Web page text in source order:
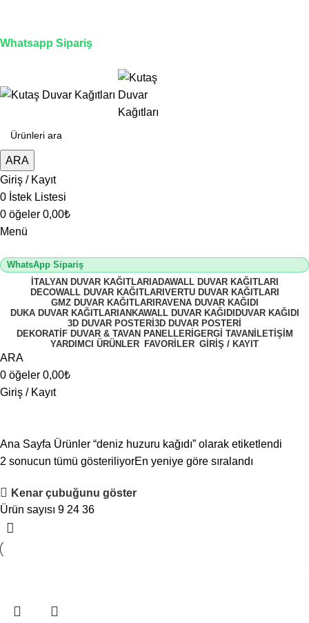
Whatsapp Sipariş
ARA
Giriş / Kayıt
0 İstek Listesi
0 öğeler 0,00₺
Menü
WhatsApp Sipariş
İTALYAN DUVAR KAĞITLARI ADAWALL DUVAR KAĞITLARI
DECOWALL DUVAR KAĞITLARI VERTU DUVAR KAĞITLARI
GMZ DUVAR KAĞITLARI RAVENA DUVAR KAĞIDI
DUKA DUVAR KAĞITLARI ANKAWALL DUVAR KAĞIDI DUVAR KAĞIDI
3D DUVAR POSTERI 3D DUVAR POSTERI
DEKORATIF DUVAR & TAVAN PANELLERI GERGI TAVAN İLETIŞIM
YARDIMCI ÜRÜNLER FAVORİLER GİRİŞ / KAYIT
ARA
0 öğeler 0,00₺
Giriş / Kayıt
Ana Sayfa Ürünler “deniz huzuru kağıdı” olarak etiketlendi
2 sonucun tümü gösteriliyorEn yeniye göre sıralandı
Kenar çubuğunu göster
Ürün sayısı 9 24 36